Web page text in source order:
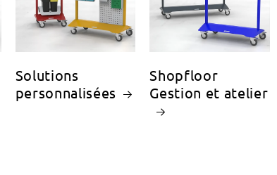
Solutions
personnalisées
Shopfloor
Gestion et atelier